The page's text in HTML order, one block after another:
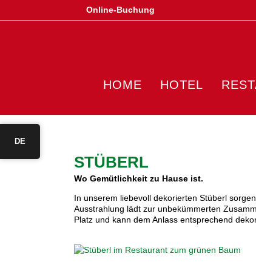
Online-Buchung
HOME HOTEL
STÜBERL
Wo Gemütlichkeit zu Hause ist.
In unserem liebevoll dekorierten Stüberl
Ausstrahlung lädt zur unbekümmerten
Platz und kann dem Anlass entsprechend
DE